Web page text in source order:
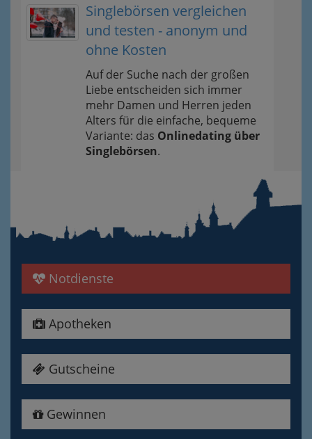
Singlebörsen vergleichen
und testen - anonym und
ohne Kosten
Auf der Suche nach der großen
Liebe entscheiden sich immer
mehr Damen und Herren jeden
Alters für die einfache, bequeme
Variante: das Onlinedating über
Singlebörsen.
Notdienste
Apotheken
Gutscheine
Gewinnen